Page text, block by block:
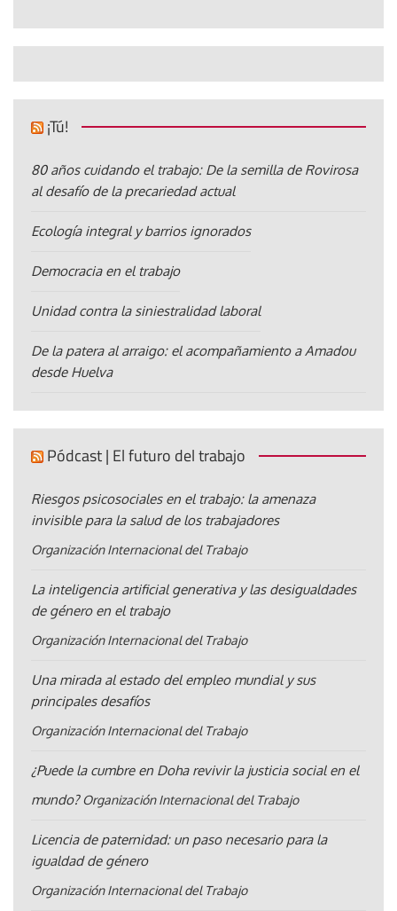
¡Tú!
80 años cuidando el trabajo: De la semilla de Rovirosa
al desafío de la precariedad actual
Ecología integral y barrios ignorados
Democracia en el trabajo
Unidad contra la siniestralidad laboral
De la patera al arraigo: el acompañamiento a Amadou
desde Huelva
Pódcast | El futuro del trabajo
Riesgos psicosociales en el trabajo: la amenaza
invisible para la salud de los trabajadores
Organización Internacional del Trabajo
La inteligencia artificial generativa y las desigualdades
de género en el trabajo
Organización Internacional del Trabajo
Una mirada al estado del empleo mundial y sus
principales desafíos
Organización Internacional del Trabajo
¿Puede la cumbre en Doha revivir la justicia social en el
mundo? Organización Internacional del Trabajo
Licencia de paternidad: un paso necesario para la
igualdad de género
Organización Internacional del Trabajo